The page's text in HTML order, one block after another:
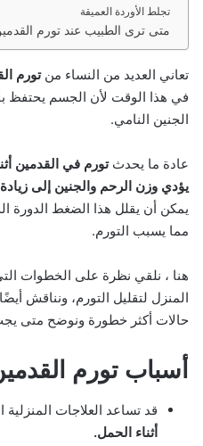
تجلط الأوردة العميقة
متى ترى الطبيب عند تورم
تعاني العديد من النساء منتورم
في هذا الوقت لأن الجسم يحتفظ
الجنين النامي.
عادة ما يحدثتورم في القدمين
يؤدي وزن الرحم والجنين إلى
يمكن أن يقلل هذا الضغط الدورة
مما يسبب التورم.
هنا ، نلقي نظرة على الخطوات
المنزل لتقليل التورم، ونناقش
حالات أكثر خطورة ونوضح متى
أسباب تورم
قد تساعد العلاجات
أثناء الحمل.